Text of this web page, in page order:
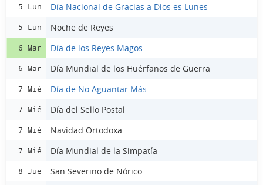
5 Lun Día Nacional de Gracias a Dios es Lunes
5 Lun Noche de Reyes
6 Mar Día de los Reyes Magos
6 Mar Día Mundial de los Huérfanos de Guerra
7 Mié Día de No Aguantar Más
7 Mié Día del Sello Postal
7 Mié Navidad Ortodoxa
7 Mié Día Mundial de la Simpatía
8 Jue San Severino de Nórico